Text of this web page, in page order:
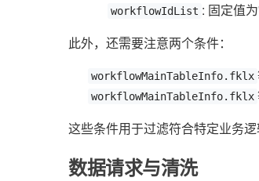
workflowIdList : 固定值
此外，还需要注意两个条件：
workflowMainTableInfo.fklx
workflowMainTableInfo.fklx
这些条件用于过滤符合特定业务逻
数据请求与清洗